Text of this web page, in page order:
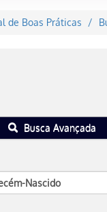
de Boas Práticas
Busca Avançada